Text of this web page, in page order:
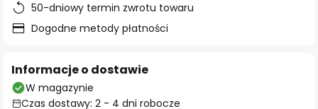
50-dniowy termin zwrotu towaru
Dogodne metody płatności
Informacje o dostawie
W magazynie
Czas dostawy: 2 - 4 dni robocze